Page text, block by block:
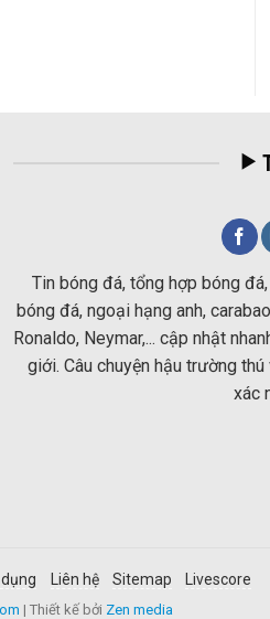
Tin bóng đá, tổng hợp bóng
bóng đá, ngoại hạng anh,
Ronaldo, Neymar,... cập nhật
giới. Câu chuyện hậu trường
xác
Liên hệ Sitemap Livescore
| Thiết kế bởi Zen media